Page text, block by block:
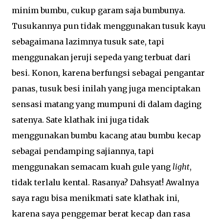
minim bumbu, cukup garam saja bumbunya.
Tusukannya pun tidak menggunakan tusuk kayu
sebagaimana lazimnya tusuk sate, tapi
menggunakan jeruji sepeda yang terbuat dari
besi. Konon, karena berfungsi sebagai pengantar
panas, tusuk besi inilah yang juga menciptakan
sensasi matang yang mumpuni di dalam daging
satenya. Sate klathak ini juga tidak
menggunakan bumbu kacang atau bumbu kecap
sebagai pendamping sajiannya, tapi
menggunakan semacam kuah gule yang light,
tidak terlalu kental. Rasanya? Dahsyat! Awalnya
saya ragu bisa menikmati sate klathak ini,
karena saya penggemar berat kecap dan rasa